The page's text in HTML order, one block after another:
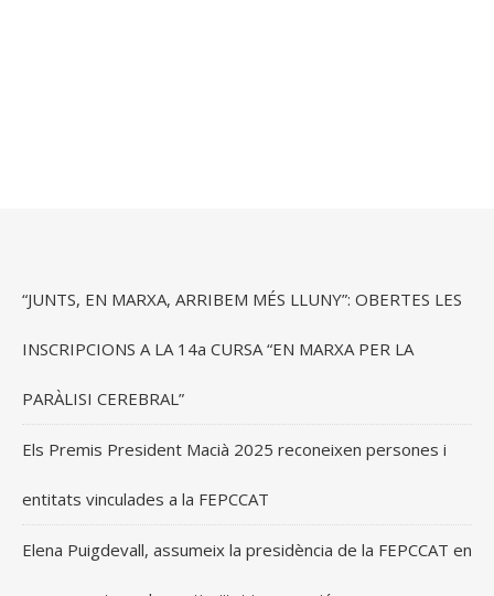
“JUNTS, EN MARXA, ARRIBEM MÉS LLUNY”: OBERTES LES
INSCRIPCIONS A LA 14a CURSA “EN MARXA PER LA
PARÀLISI CEREBRAL”
Els Premis President Macià 2025 reconeixen persones i
entitats vinculades a la FEPCCAT
Elena Puigdevall, assumeix la presidència de la FEPCCAT en